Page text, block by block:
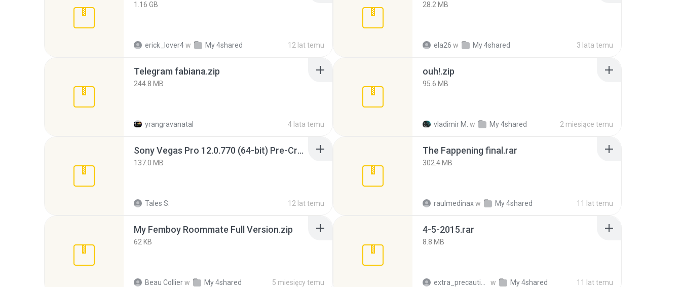
1.16 GB
erick_lover4w My 4shared 12 lat temu
28.2 MB
ela26 w My 4shared 3 lata temu
Telegram fabiana.zip
244.8 MB
yrangravanatal 4 lata temu
ouh!.zip
95.6 MB
vladimir M. w My 4shared 2 miesiące temu
Sony Vegas Pro 12.0.770 (64-bit) Pre-Cracked.zip
137.0 MB
Tales S. 12 lat temu
The Fappening final.rar
302.4 MB
raulmedinaxw My 4shared 11 lat temu
My Femboy Roommate Full Version.zip
62 KB
Beau Collierw My 4shared 5 miesięcy temu
4-5-2015.rar
8.8 MB
w My 4shared 11 lat temu